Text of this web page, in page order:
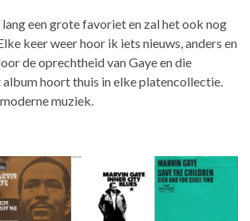
een grote favoriet en zal het ook nog
keer weer hoor ik iets nieuws, anders en
de oprechtheid van Gaye en die
album hoort thuis in elke platencollectie.
muziek.